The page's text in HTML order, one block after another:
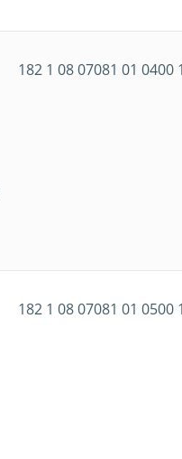
182 1 08 07081 01 0400
182 1 08 07081 01 0500